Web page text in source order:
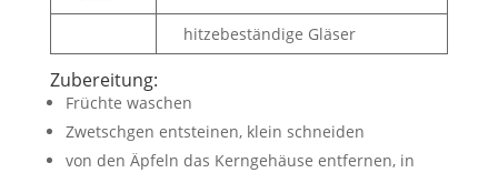
hitzebeständige Gläser
Zubereitung:
Früchte waschen
Zwetschgen entsteinen, klein schneiden
von den Äpfeln das Kerngehäuse entfernen, in